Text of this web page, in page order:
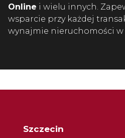
Online i wielu innych.
wsparcie przy każdej
wynajmie nieruchomości w
Szczecin